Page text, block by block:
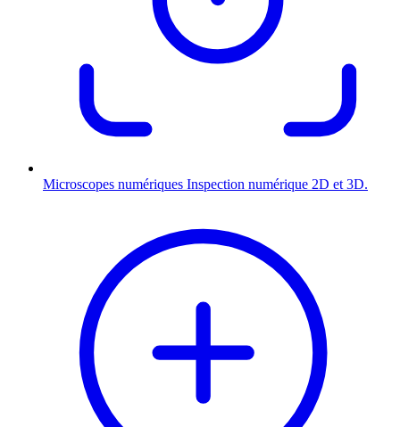
Microscopes numériques Inspection numérique 2D et 3D.